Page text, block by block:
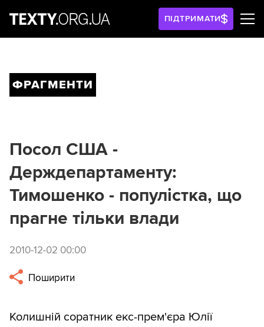
ПІДТРИМАТИ
ФРАГМЕНТИ
Посол США -
Держдепартаменту:
Тимошенко - популістка, що
прагне тільки влади
2010-12-02 00:00
Поширити
Колишній соратник екс-прем'єра Юлії